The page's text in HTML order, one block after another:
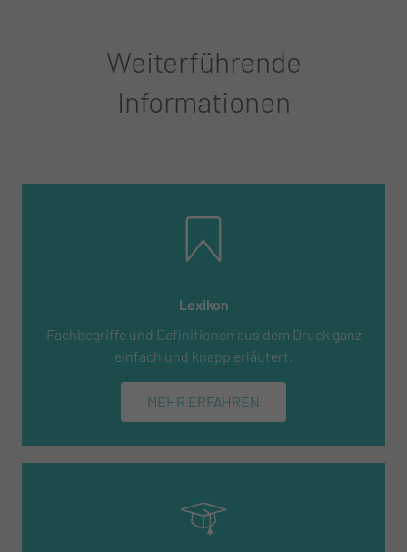
Weiterführende
Informationen
Lexikon
Fachbegriffe und Definitionen aus dem Druck ganz
einfach und knapp erläutert.
MEHR ERFAHREN